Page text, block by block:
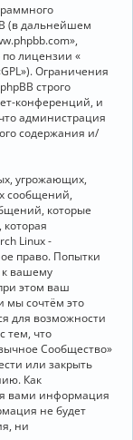
(в дальнейшем
по лицензии «
Ограничения
строго
конференций, и
администрация
содержания и/
угрожающих,
сообщений,
которые
Linux -
право. Попытки
к вашему
этом ваш
мы сочтём это
для возможности
тем, что
Сообщество»
или закрыть
Как
вами информация
не будет
ни